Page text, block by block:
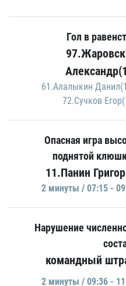
Гол в
61.Алалыкин
72.Сучков
Опасная игра
поднятой
11.Панин
2 минуты / 07:15 -
Нарушение
командный
2 минуты / 09:36 -